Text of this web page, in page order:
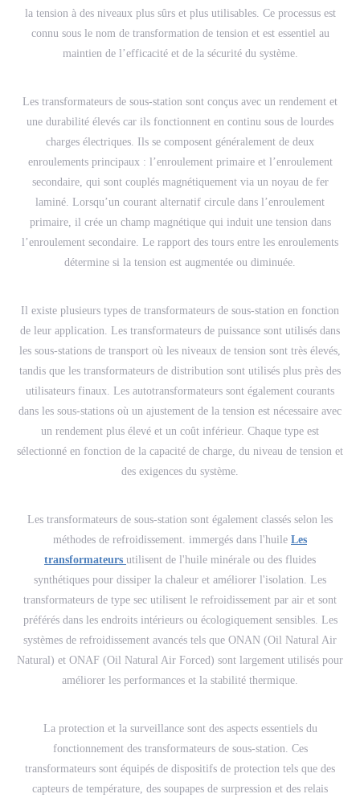
la tension à des niveaux plus sûrs et plus utilisables. Ce processus est
connu sous le nom de transformation de tension et est essentiel au
maintien de l’efficacité et de la sécurité du système.
Les transformateurs de sous-station sont conçus avec un rendement et
une durabilité élevés car ils fonctionnent en continu sous de lourdes
charges électriques. Ils se composent généralement de deux
enroulements principaux : l’enroulement primaire et l’enroulement
secondaire, qui sont couplés magnétiquement via un noyau de fer
laminé. Lorsqu’un courant alternatif circule dans l’enroulement
primaire, il crée un champ magnétique qui induit une tension dans
l’enroulement secondaire. Le rapport des tours entre les enroulements
détermine si la tension est augmentée ou diminuée.
Il existe plusieurs types de transformateurs de sous-station en fonction
de leur application. Les transformateurs de puissance sont utilisés dans
les sous-stations de transport où les niveaux de tension sont très élevés,
tandis que les transformateurs de distribution sont utilisés plus près des
utilisateurs finaux. Les autotransformateurs sont également courants
dans les sous-stations où un ajustement de la tension est nécessaire avec
un rendement plus élevé et un coût inférieur. Chaque type est
sélectionné en fonction de la capacité de charge, du niveau de tension et
des exigences du système.
Les transformateurs de sous-station sont également classés selon les
méthodes de refroidissement. immergés dans l'huile Les
transformateurs utilisent de l'huile minérale ou des fluides
synthétiques pour dissiper la chaleur et améliorer l'isolation. Les
transformateurs de type sec utilisent le refroidissement par air et sont
préférés dans les endroits intérieurs ou écologiquement sensibles. Les
systèmes de refroidissement avancés tels que ONAN (Oil Natural Air
Natural) et ONAF (Oil Natural Air Forced) sont largement utilisés pour
améliorer les performances et la stabilité thermique.
La protection et la surveillance sont des aspects essentiels du
fonctionnement des transformateurs de sous-station. Ces
transformateurs sont équipés de dispositifs de protection tels que des
capteurs de température, des soupapes de surpression et des relais